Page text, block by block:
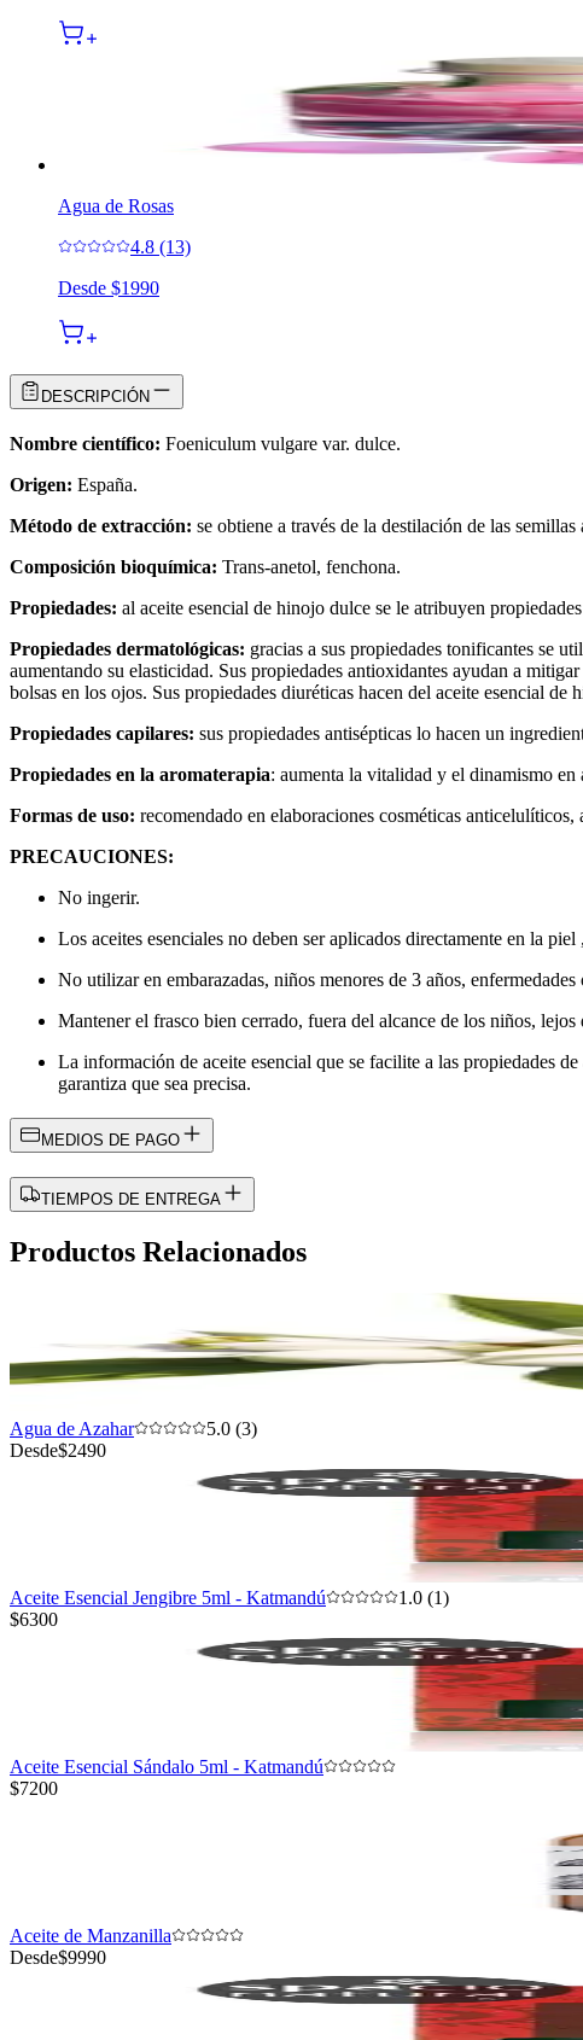
Agua de Rosas
4.8 (13)
Desde $1990
DESCRIPCIÓN
Nombre científico: Foeniculum vulgare var. dulce.
Origen: España.
Método de extracción: se obtiene a través de la destilación de las semillas
Composición bioquímica: Trans-anetol, fenchona.
Propiedades: al aceite esencial de hinojo dulce se le atribuyen
Propiedades dermatológicas: gracias a sus propiedades tonificantes se
aumentando su elasticidad. Sus propiedades antioxidantes ayudan a
bolsas en los ojos. Sus propiedades diuréticas hacen del aceite esencial
Propiedades capilares: sus propiedades antisépticas lo hacen un
Propiedades en la aromaterapia: aumenta la vitalidad y el dinamismo
Formas de uso: recomendado en elaboraciones cosméticas
PRECAUCIONES:
No ingerir.
Los aceites esenciales no deben ser aplicados directamente en la
No utilizar en embarazadas, niños menores de 3 años,
Mantener el frasco bien cerrado, fuera del alcance de los niños,
La información de aceite esencial que se facilite a las propiedades
garantiza que sea precisa.
MEDIOS DE PAGO
TIEMPOS DE ENTREGA
Productos Relacionados
Agua de Azahar
5.0 (3)
Desde$2490
Aceite Esencial Jengibre 5ml - Katmandú
1.0 (1)
$6300
Aceite Esencial Sándalo 5ml - Katmandú
$7200
Aceite de Manzanilla
Desde$9990